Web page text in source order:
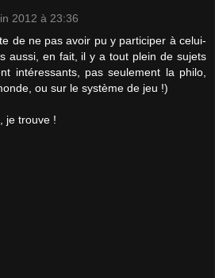
2012 à 23:36
de ne pas avoir pu y participer à celui-
aussi, en fait, il y a tout plein de sujets
intéressants, pas seulement la philo,
ou sur le système de jeu !)
je trouve !